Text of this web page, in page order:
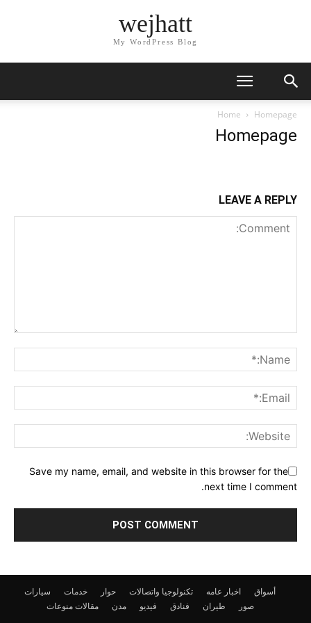
wejhatt
My WordPress Blog
Home Homepage
Homepage
LEAVE A REPLY
Save my name, email, and website in this browser for the
next time I comment.
أسواق اخبار عامه تكنولوجيا واتصالات حوار خدمات
سيارات
صور
طيران فنادق فيديو مدن مقالات منوعات